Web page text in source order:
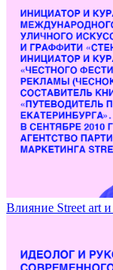
Пражская школа
Влияние Street art